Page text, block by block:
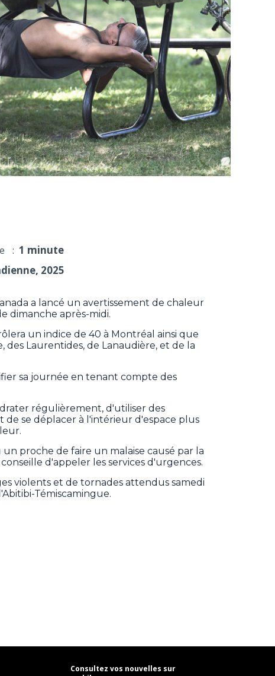
: 1 minute
2025
a lancé un avertissement de chaleur
dimanche après-midi.
un indice de 40 à Montréal ainsi que
des Laurentides, de Lanaudière, et de la
sa journée en tenant compte des
régulièrement, d'utiliser des
de se déplacer à l'intérieur d'espace plus
proche de faire un malaise causé par la
d'appeler les services d'urgences.
violents et de tornades attendus samedi
Témiscamingue.
Consultez vos nouvelles sur